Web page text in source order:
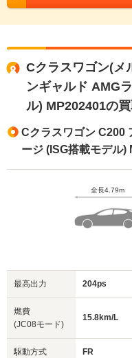
Cクラスワゴン(メ
ンギャルド AMG
ル) MP202401の
Cクラスワゴン C200
ージ (ISG搭載モデル)
全長4.79m
最高出力 204ps
燃費
(JC08モード)
15.8km/L
駆動方式 FR